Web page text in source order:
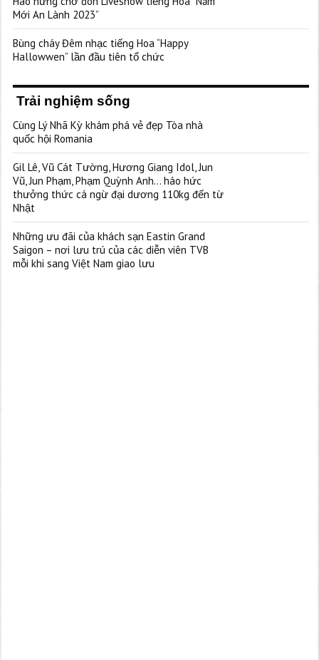
Mới An Lành 2023”
Bùng cháy Đêm nhạc tiếng Hoa “Happy
Hallowwen” lần đầu tiên tổ chức
Trải nghiệm sống
Cùng Lý Nhã Kỳ khám phá vẻ đẹp Tòa nhà
quốc hội Romania
Gil Lê, Vũ Cát Tường, Hương Giang Idol, Jun
Vũ, Jun Phạm, Phạm Quỳnh Anh… háo hức
thưởng thức cá ngừ đại dương 110kg đến từ
Nhật
Những ưu đãi của khách sạn Eastin Grand
Saigon – nơi lưu trú của các diễn viên TVB
mỗi khi sang Việt Nam giao lưu